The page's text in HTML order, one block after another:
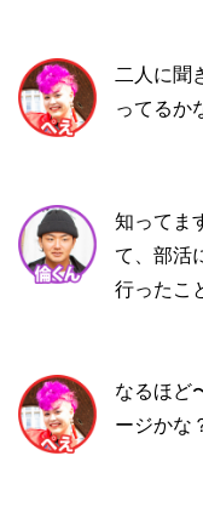
二人に聞
ってるか
知ってま
て、部活
行ったこ
なるほど
ージかな